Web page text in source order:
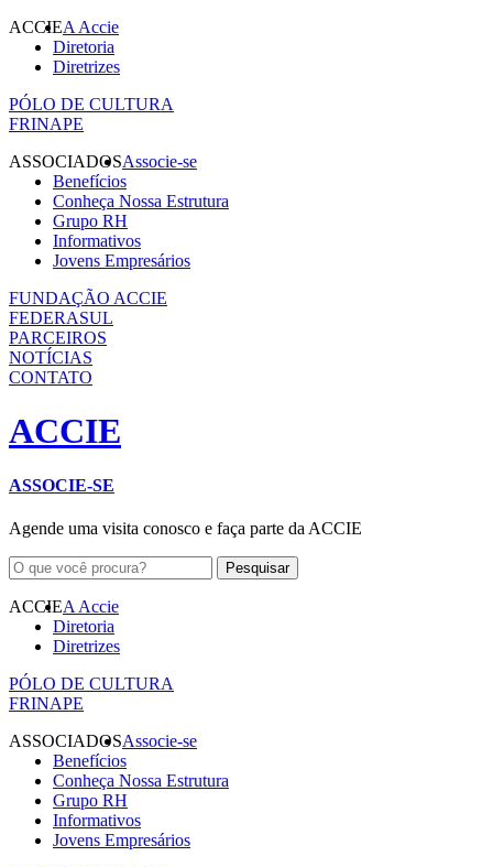
ACCIEA Accie
Diretoria
Diretrizes
PÓLO DE CULTURA
FRINAPE
ASSOCIADOSAssocie-se
Benefícios
Conheça Nossa Estrutura
Grupo RH
Informativos
Jovens Empresários
FUNDAÇÃO ACCIE
FEDERASUL
PARCEIROS
NOTÍCIAS
CONTATO
ACCIE
ASSOCIE-SE
Agende uma visita conosco e faça parte da ACCIE
ACCIEA Accie
Diretoria
Diretrizes
PÓLO DE CULTURA
FRINAPE
ASSOCIADOSAssocie-se
Benefícios
Conheça Nossa Estrutura
Grupo RH
Informativos
Jovens Empresários